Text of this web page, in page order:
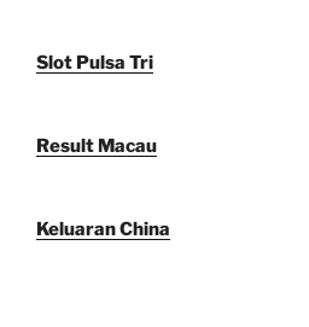
Slot Pulsa Tri
Result Macau
Keluaran China